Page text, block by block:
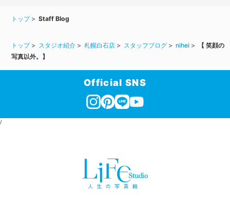
トップ Staff Blog
トップ スタジオ紹介 札幌白石店 スタッフブログ nihei
【 笑顔の
写真以外。】
Official SNS
/